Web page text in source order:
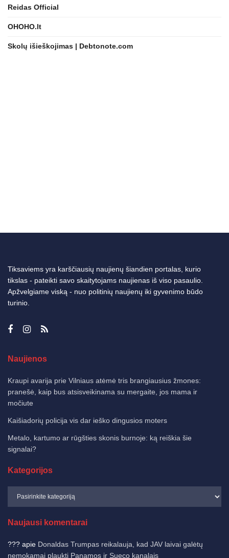
Reidas Official
OHOHO.lt
Skolų išieškojimas | Debtonote.com
Tiksaviems yra karščiausių naujienų šiandien portalas, kurio
tikslas - pateikti savo skaitytojams naujienas iš viso pasaulio.
Apžvelgiame viską - nuo politinių naujienų iki gyvenimo būdo
turinio.
Naujienos
Kraupi avarija prie Vilniaus atėmė tris brangiausius žmones:
pranešė, kaip bus atsisveikinama su mergaite, jos mama ir
močiute
Kaišiadorių policija vis dar ieško dingusios moters
Metalo, kartumo ar rūgšties skonis burnoje: ką reiškia šie
signalai?
Kategorijos
Naujausi komentarai
??? apie Donaldas Trumpas reikalauja, kad JAV laivai galėtų
nemokamai plaukti Panamos ir Sueco kanalais